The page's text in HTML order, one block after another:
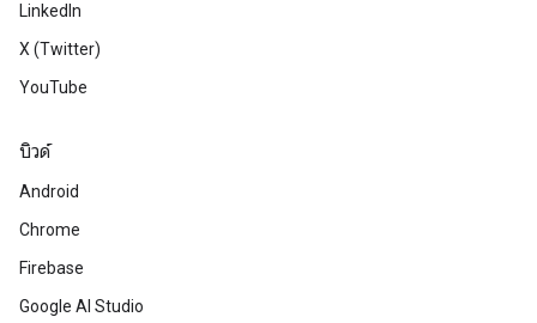
LinkedIn
X (Twitter)
YouTube
บิวด์
Android
Chrome
Firebase
Google AI Studio